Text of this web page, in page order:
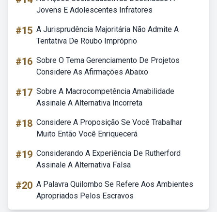
Jovens E Adolescentes Infratores
#15 A Jurisprudência Majoritária Não Admite A
Tentativa De Roubo Impróprio
#16 Sobre O Tema Gerenciamento De Projetos
Considere As Afirmações Abaixo
#17 Sobre A Macrocompetência Amabilidade
Assinale A Alternativa Incorreta
#18 Considere A Proposição Se Você Trabalhar
Muito Então Você Enriquecerá
#19 Considerando A Experiência De Rutherford
Assinale A Alternativa Falsa
#20 A Palavra Quilombo Se Refere Aos Ambientes
Apropriados Pelos Escravos